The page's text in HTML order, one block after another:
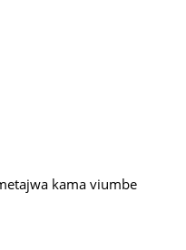
kama viumbe